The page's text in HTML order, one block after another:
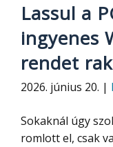
Lassul a
ingyenes
rendet rak
2026. június 20. |
Sokaknál úgy
romlott el, csak